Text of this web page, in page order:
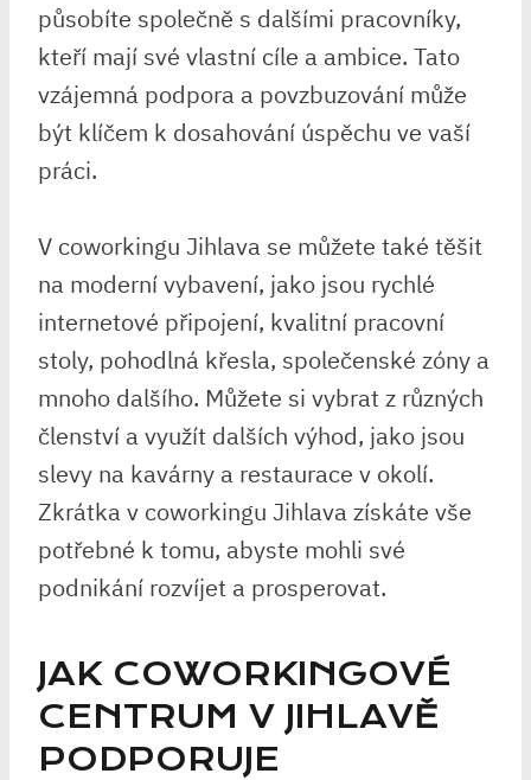
působíte společně s dalšími pracovníky,
kteří mají své vlastní cíle a ambice. Tato
vzájemná podpora a povzbuzování může
být klíčem k dosahování úspěchu ve vaší
práci.
V coworkingu Jihlava se můžete také těšit
na moderní vybavení, jako jsou rychlé
internetové připojení, kvalitní pracovní
stoly, pohodlná křesla, společenské zóny a
mnoho dalšího. Můžete si vybrat z různých
členství a využít dalších výhod, jako jsou
slevy na kavárny a restaurace v okolí.
Zkrátka v coworkingu Jihlava získáte vše
potřebné k tomu, abyste mohli své
podnikání rozvíjet a prosperovat.
JAK COWORKINGOVÉ
CENTRUM V JIHLAVĚ
PODPORUJE